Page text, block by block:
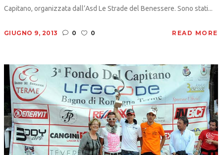
Capitano, organizzata dall’Asd Le Strade del Benessere. Sono stati...
GIUGNO 9, 2013 0 0 READ MORE